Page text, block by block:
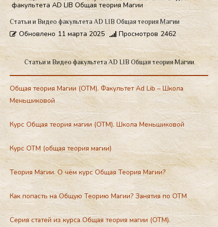
факультета AD LIB Общая теория Магии
Статьи и Видео факультета AD LIB Общая теория Магии
Обновлено 11 марта 2025 Просмотров 2462
Статьи и Видео факультета AD LIB Общая теория Магии
Общая теория Магии (ОТМ). Факультет Ad Lib – Школа
Меньшиковой
Курс Общая теория магии (ОТМ). Школа Меньшиковой
Курс ОТМ (общая теория магии)
Теория Магии. О чём курс Общая Теория Магии?
Как попасть на Общую Теорию Магии? Занятия по ОТМ
Серия статей из курса Общая теория магии (ОТМ).